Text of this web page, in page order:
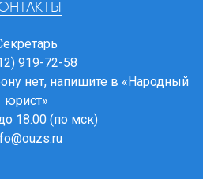
919-72-58
нет, напишите в «Народный
юрист»
18.00 (по мск)